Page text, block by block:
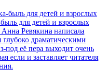
для детей и взрослых
Ревякина написала
драматическими
под её пера выходит очень
если и заставляет читателя